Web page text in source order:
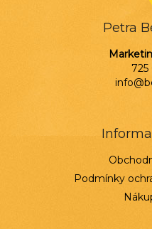
Petra
725
Podmínky